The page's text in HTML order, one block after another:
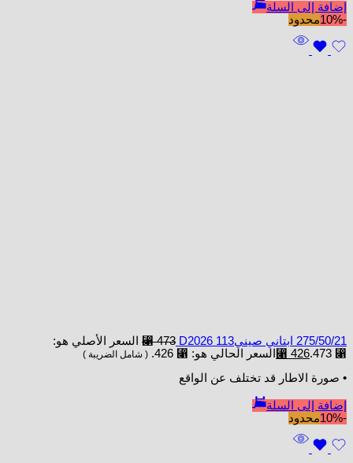
إضافة إلى السلة
-10%
محدود
275/50/21 ابتاني صينيD2026 113 ⃁473
السعر الأصلي هو:
⃁ 473.
⃁ 426 السعر الحالي هو: ⃁ 426. ( شامل الضريبة )
• صورة الاطار قد تختلف عن الواقع
إضافة إلى السلة
-10%
محدود